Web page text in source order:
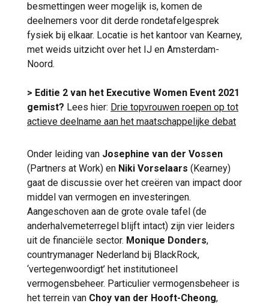
besmettingen weer mogelijk is, komen de
deelnemers voor dit derde rondetafelgesprek
fysiek bij elkaar. Locatie is het kantoor van Kearney,
met weids uitzicht over het IJ en Amsterdam-
Noord.
> Editie 2 van het Executive Women Event 2021
gemist? Lees hier: Drie topvrouwen roepen op tot
actieve deelname aan het maatschappelijke debat
Onder leiding van Josephine van der Vossen
(Partners at Work) en Niki Vorselaars (Kearney)
gaat de discussie over het creëren van impact door
middel van vermogen en investeringen.
Aangeschoven aan de grote ovale tafel (de
anderhalvemeterregel blijft intact) zijn vier leiders
uit de financiële sector. Monique Donders,
countrymanager Nederland bij BlackRock,
‘vertegenwoordigt’ het institutioneel
vermogensbeheer. Particulier vermogensbeheer is
het terrein van Choy van der Hooft-Cheong,